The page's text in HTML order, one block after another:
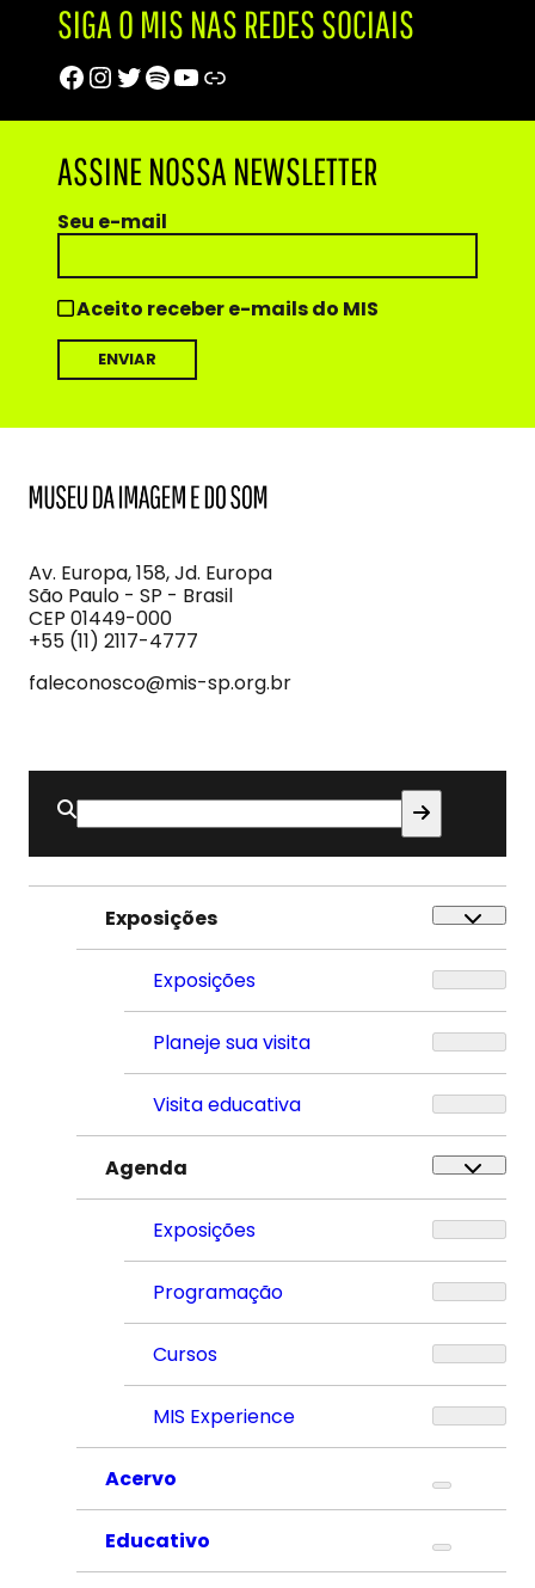
SIGA O MIS NAS REDES SOCIAIS
Facebook
Instagram
Twitter
Spotify
Youtube
Trip Advisor
ASSINE NOSSA NEWSLETTER
Seu e-mail
Aceito receber e-mails do MIS
Imagem
e
do
Som
Av. Europa, 158, Jd. Europa
São Paulo - SP - Brasil
CEP 01449-000
+55 (11) 2117-4777
faleconosco@mis-sp.org.br
Buscar
por:
Exposições
Exposições
Planeje sua visita
Visita educativa
Agenda
Exposições
Programação
Cursos
MIS Experience
Acervo
Educativo